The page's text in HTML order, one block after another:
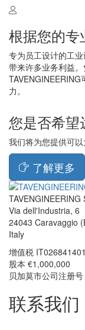
根据您的专
专为员工设计的工
带来许多业务利益
力。
您是否希望
我们将为您提供可以
了解更多
TAVENGINEERING
Via dell'Industria, 6
24043 Caravaggio
Italy
增值税
股本 €1,000,000
贝加莫市公司注册
联系我们